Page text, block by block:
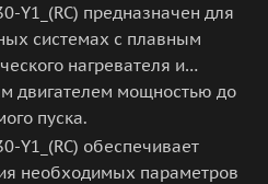
Y1_(RC) предназначен для
системах с плавным
нагревателя и
двигателем мощностью до
пуска.
Y1_(RC) обеспечивает
необходимых параметров